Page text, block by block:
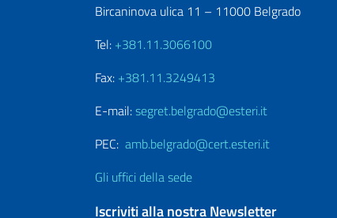
Bircaninova ulica 11 – 11000 Belgrado
Tel: +381.11.3066100
Fax: +381.11.3249413
E-mail:segret.belgrado@esteri.it
PEC: amb.belgrado@cert.esteri.it
Gli uffici della sede
Iscriviti alla nostra Newsletter